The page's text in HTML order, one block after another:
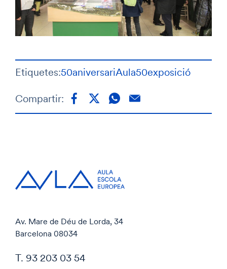
Etiquetes:50aniversariAula50exposició
Compartir:
Av. Mare de Déu de Lorda, 34
Barcelona 08034
T. 93 203 03 54